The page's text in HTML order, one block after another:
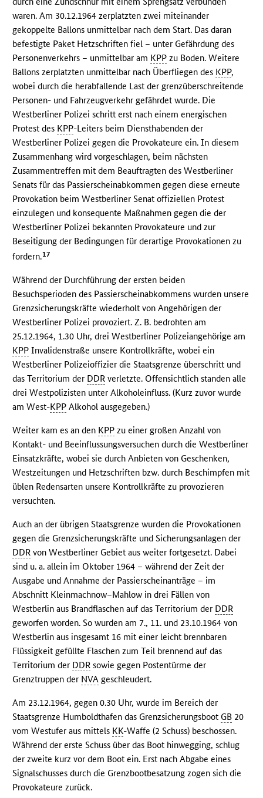
waren. Am 30.12.1964 zerplatzten zwei miteinander
gekoppelte Ballons unmittelbar nach dem Start. Das daran
befestigte Paket Hetzschriften fiel – unter Gefährdung des
Personenverkehrs – unmittelbar am KPP zu Boden. Weitere
Ballons zerplatzten unmittelbar nach Überfliegen des KPP,
wobei durch die herabfallende Last der grenzüberschreitende
Personen- und Fahrzeugverkehr gefährdet wurde. Die
Westberliner Polizei schritt erst nach einem energischen
Protest des KPP-Leiters beim Diensthabenden der
Westberliner Polizei gegen die Provokateure ein. In diesem
Zusammenhang wird vorgeschlagen, beim nächsten
Zusammentreffen mit dem Beauftragten des Westberliner
Senats für das Passierscheinabkommen gegen diese erneute
Provokation beim Westberliner Senat offiziellen Protest
einzulegen und konsequente Maßnahmen gegen die der
Westberliner Polizei bekannten Provokateure und zur
Beseitigung der Bedingungen für derartige Provokationen zu
fordern.17
Während der Durchführung der ersten beiden
Besuchsperioden des Passierscheinabkommens wurden unsere
Grenzsicherungskräfte wiederholt von Angehörigen der
Westberliner Polizei provoziert. Z. B. bedrohten am
25.12.1964, 1.30 Uhr, drei Westberliner Polizeiangehörige am
KPP Invalidenstraße unsere Kontrollkräfte, wobei ein
Westberliner Polizeioffizier die Staatsgrenze überschritt und
das Territorium der DDR verletzte. Offensichtlich standen alle
drei Westpolizisten unter Alkoholeinfluss. (Kurz zuvor wurde
am West-KPP Alkohol ausgegeben.)
Weiter kam es an den KPP zu einer großen Anzahl von
Kontakt- und Beeinflussungsversuchen durch die Westberliner
Einsatzkräfte, wobei sie durch Anbieten von Geschenken,
Westzeitungen und Hetzschriften bzw. durch Beschimpfen mit
üblen Redensarten unsere Kontrollkräfte zu provozieren
versuchten.
Auch an der übrigen Staatsgrenze wurden die Provokationen
gegen die Grenzsicherungskräfte und Sicherungsanlagen der
DDR von Westberliner Gebiet aus weiter fortgesetzt. Dabei
sind u. a. allein im Oktober 1964 – während der Zeit der
Ausgabe und Annahme der Passierscheinanträge – im
Abschnitt Kleinmachnow–Mahlow in drei Fällen von
Westberlin aus Brandflaschen auf das Territorium der DDR
geworfen worden. So wurden am 7., 11. und 23.10.1964 von
Westberlin aus insgesamt 16 mit einer leicht brennbaren
Flüssigkeit gefüllte Flaschen zum Teil brennend auf das
Territorium der DDR sowie gegen Postentürme der
Grenztruppen der NVA geschleudert.
Am 23.12.1964, gegen 0.30 Uhr, wurde im Bereich der
Staatsgrenze Humboldthafen das Grenzsicherungsboot GB 20
vom Westufer aus mittels KK-Waffe (2 Schuss) beschossen.
Während der erste Schuss über das Boot hinwegging, schlug
der zweite kurz vor dem Boot ein. Erst nach Abgabe eines
Signalschusses durch die Grenzbootbesatzung zogen sich die
Provokateure zurück.